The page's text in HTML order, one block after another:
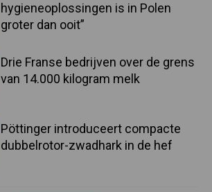
hygieneoplossingen is in Polen
groter dan ooit”
Drie Franse bedrijven over de grens
van 14.000 kilogram melk
Pöttinger introduceert compacte
dubbelrotor-zwadhark in de hef